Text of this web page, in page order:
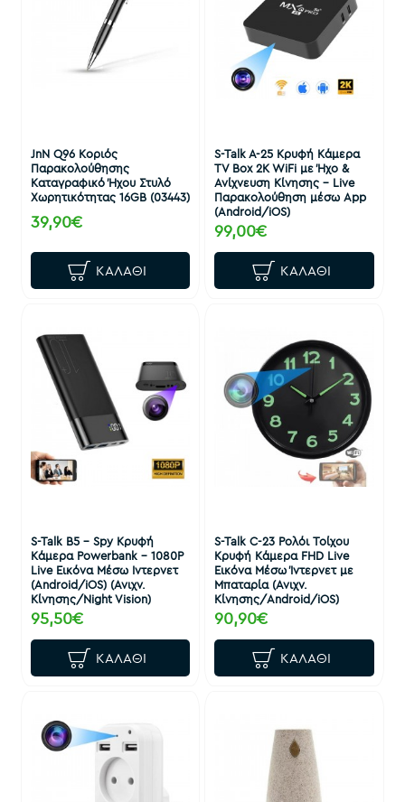
JnN Q96 Κοριός
Παρακολούθησης
Καταγραφικό Ήχου Στυλό
Χωρητικότητας 16GB (03443)
39,90€
ΚΑΛΆΘΙ
S-Talk A-25 Κρυφή Κάμερα
TV Box 2K WiFi με Ήχο &
Ανίχνευση Κίνησης – Live
Παρακολούθηση μέσω App
(Android/iOS)
99,00€
ΚΑΛΆΘΙ
S-Talk B5 - Spy Κρυφή
Κάμερα Powerbank - 1080P
Live Εικόνα Μέσω Ιντερνετ
(Android/iOS) (Ανιχν.
Κίνησης/Night Vision)
95,50€
ΚΑΛΆΘΙ
S-Talk C-23 Ρολόι Τοίχου
Κρυφή Κάμερα FHD Live
Εικόνα Μέσω Ίντερνετ με
Μπαταρία (Ανιχν.
Κίνησης/Android/iOS)
90,90€
ΚΑΛΆΘΙ